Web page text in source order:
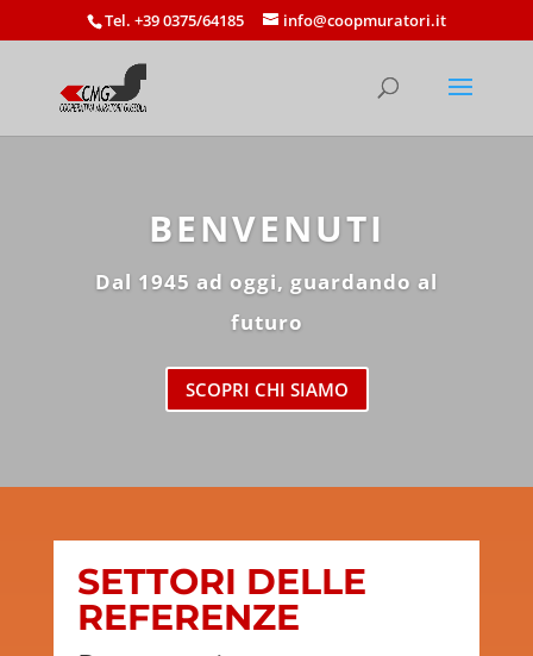
Tel. +39 0375/64185 info@coopmuratori.it
BENVENUTI
Dal 1945 ad oggi, guardando al
futuro
SCOPRI CHI SIAMO
SETTORI DELLE
REFERENZE